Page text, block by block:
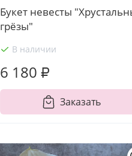
Букет невесты
грёзы"
В наличии
6 180 ₽
Заказать